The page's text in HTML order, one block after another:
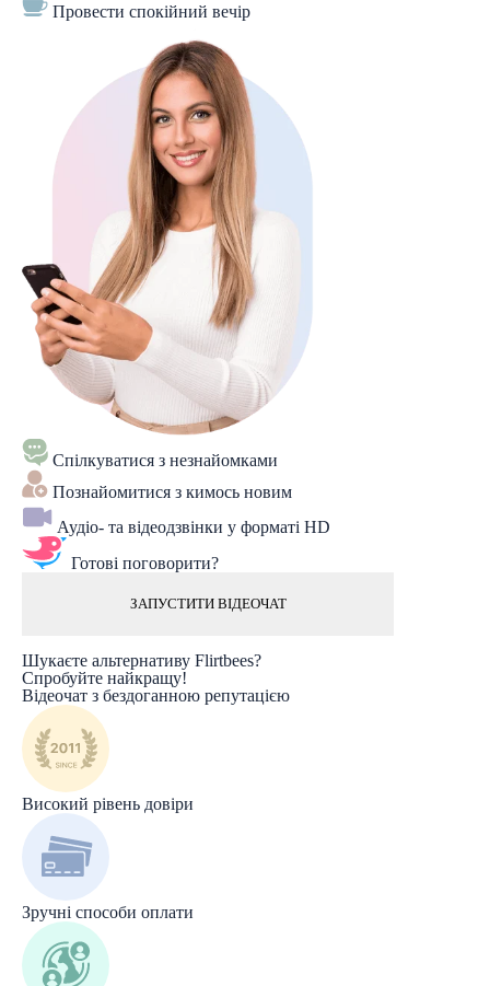
Провести спокійний вечір
Спілкуватися з незнайомками
Познайомитися з кимось новим
Аудіо- та відеодзвінки у форматі HD
Готові поговорити?
ЗАПУСТИТИ ВІДЕОЧАТ
Шукаєте альтернативу Flirtbees?
Спробуйте найкращу!
Відеочат з бездоганною репутацією
Високий рівень довіри
Зручні способи оплати